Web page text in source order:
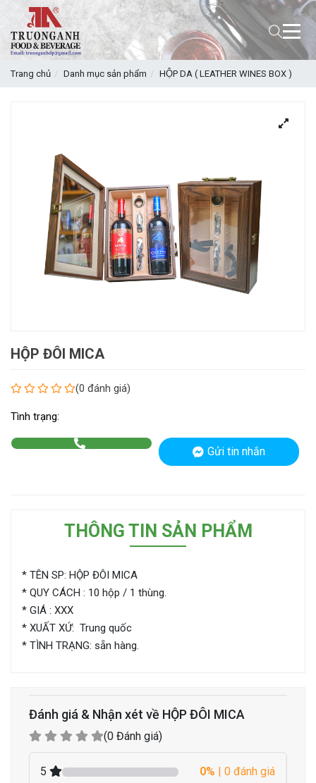
Trang chủ Danh mục sản phẩm HỘP DA ( LEATHER WINES BOX )
HỘP ĐÔI MICA
(0 đánh giá)
Tình trạng:
Gửi tin nhắn
THÔNG TIN SẢN PHẨM
* TÊN SP: HỘP ĐÔI MICA
* QUY CÁCH : 10 hộp / 1 thùng.
* GIÁ : XXX
* XUẤT XỨ: Trung quốc
* TÌNH TRẠNG: sẵn hàng.
Đánh giá & Nhận xét về HỘP ĐÔI MICA
(0 Đánh giá)
5 0% | 0 đánh giá